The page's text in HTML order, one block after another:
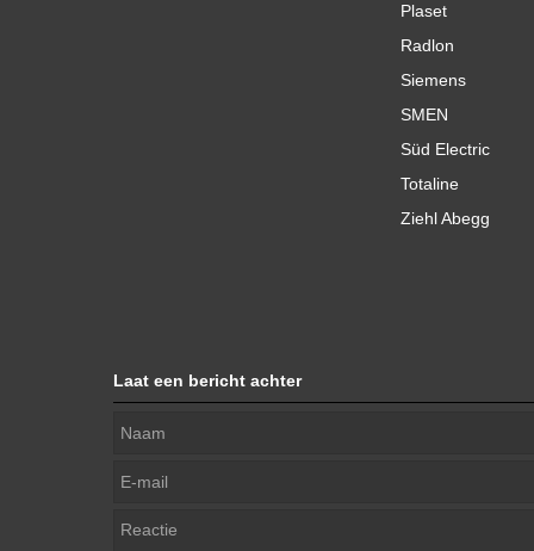
Plaset
Radlon
Siemens
SMEN
Süd Electric
Totaline
Ziehl Abegg
Laat een bericht achter